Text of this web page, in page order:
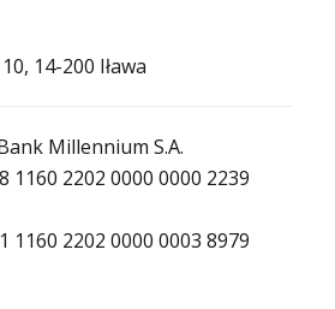
14-200 Iława
Millennium S.A.
1160 2202 0000 0000 2239
1160 2202 0000 0003 8979